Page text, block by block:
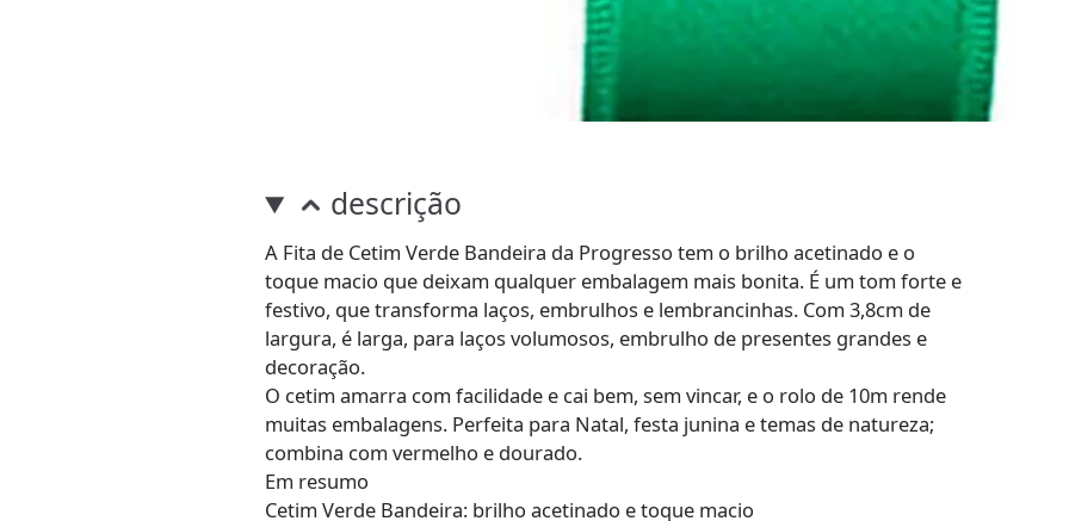
descrição
A Fita de Cetim Verde Bandeira da Progresso tem o brilho acetinado e o
toque macio que deixam qualquer embalagem mais bonita. É um tom forte e
festivo, que transforma laços, embrulhos e lembrancinhas. Com 3,8cm de
largura, é larga, para laços volumosos, embrulho de presentes grandes e
decoração.
O cetim amarra com facilidade e cai bem, sem vincar, e o rolo de 10m rende
muitas embalagens. Perfeita para Natal, festa junina e temas de natureza;
combina com vermelho e dourado.
Em resumo
Cetim Verde Bandeira: brilho acetinado e toque macio